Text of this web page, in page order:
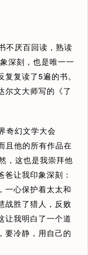
不厌百回读，熟读
深刻，也是唯一一
复读了5遍的书。
尔文大师写的《了
奇幻文学大会
且他的所有作品在
，这也是我崇拜他
让我印象深刻：
一心保护着太太和
战胜了猎人，反败
让我明白了一个道
要冷静，用自己的